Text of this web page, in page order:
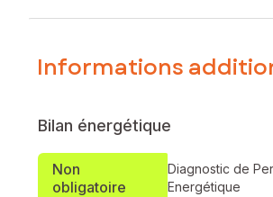
Informations
Bilan énergétique
Non
obligatoire
Diagnostic de
Energétique